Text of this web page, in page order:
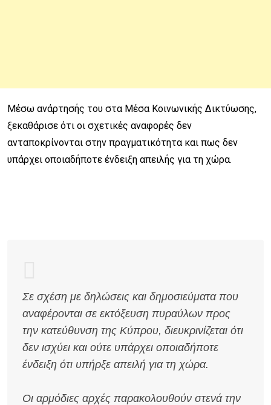
Μέσω ανάρτησής του στα Μέσα Κοινωνικής Δικτύωσης,
ξεκαθάρισε ότι οι σχετικές αναφορές δεν
ανταποκρίνονται στην πραγματικότητα και πως δεν
υπάρχει οποιαδήποτε ένδειξη απειλής για τη χώρα.
Σε σχέση με δηλώσεις και δημοσιεύματα που
αναφέρονται σε εκτόξευση πυραύλων προς
την κατεύθυνση της Κύπρου, διευκρινίζεται ότι
δεν ισχύει και ούτε υπάρχει οποιαδήποτε
ένδειξη ότι υπήρξε απειλή για τη χώρα.
Οι αρμόδιες αρχές παρακολουθούν στενά την